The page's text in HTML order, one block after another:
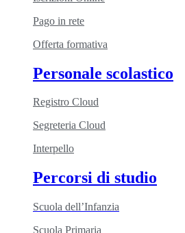
Pago in rete
Offerta formativa
Personale scolastico
Registro Cloud
Segreteria Cloud
Interpello
Percorsi di studio
Scuola dell’Infanzia
Scuola Primaria